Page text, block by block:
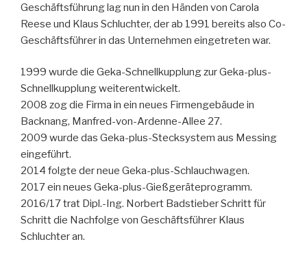
Geschäftsführung lag nun in den Händen von Carola
Reese und Klaus Schluchter, der ab 1991 bereits also Co-
Geschäftsführer in das Unternehmen eingetreten war.
1999 wurde die Geka-Schnellkupplung zur Geka-plus-
Schnellkupplung weiterentwickelt.
2008 zog die Firma in ein neues Firmengebäude in
Backnang, Manfred-von-Ardenne-Allee 27.
2009 wurde das Geka-plus-Stecksystem aus Messing
eingeführt.
2014 folgte der neue Geka-plus-Schlauchwagen.
2017 ein neues Geka-plus-Gießgeräteprogramm.
2016/17 trat Dipl.-Ing. Norbert Badstieber Schritt für
Schritt die Nachfolge von Geschäftsführer Klaus
Schluchter an.